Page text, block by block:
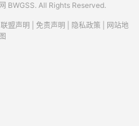
BWGSS. All Rights Reserved.
联盟声明 免责声明 隐私政策
网站地
图